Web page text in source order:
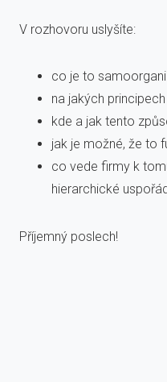
V rozhovoru uslyšíte:
co je to
na jakých
kde a jak tento
jak je možné, že to
co vede firmy k
hierarchické
Příjemný poslech!